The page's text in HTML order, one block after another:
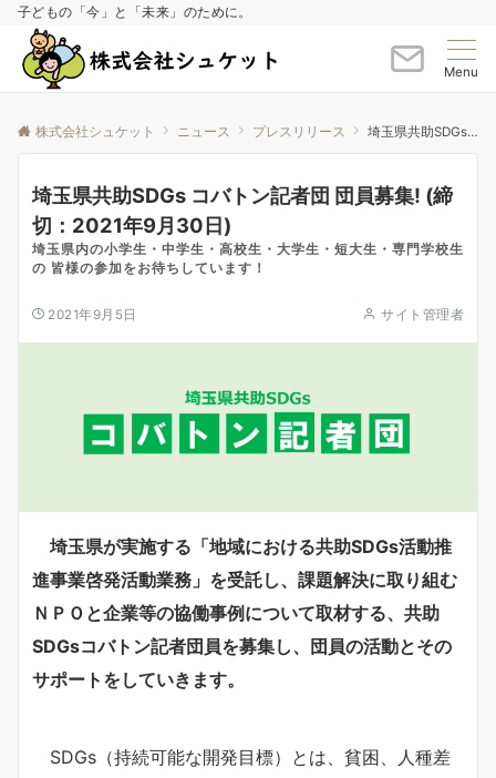
子どもの「今」と「未来」のために。
Menu
株式会社シュケット ニュース プレスリリース 埼玉県共助SDGs コバトン記者団 団員募集! (締切：2021年9月30日)
埼玉県共助SDGs コバトン記者団 団員募集! (締
切：2021年9月30日)
埼玉県内の小学生・中学生・高校生・大学生・短大生・専門学校生
の 皆様の参加をお待ちしています！
2021年9月5日 サイト管理者
埼玉県が実施する「地域における共助SDGs活動推
進事業啓発活動業務」を受託し、課題解決に取り組む
ＮＰＯと企業等の協働事例について取材する、共助
SDGsコバトン記者団員を募集し、団員の活動とその
サポートをしていきます。
SDGs（持続可能な開発目標）とは、貧困、人種差